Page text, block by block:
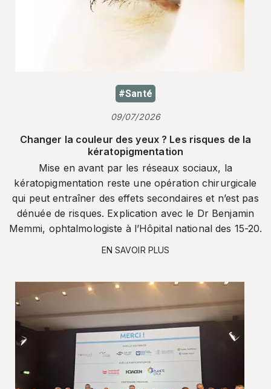
#Santé
09/07/2026
Changer la couleur des yeux ? Les risques de la
kératopigmentation
Mise en avant par les réseaux sociaux, la
kératopigmentation reste une opération chirurgicale
qui peut entraîner des effets secondaires et n’est pas
dénuée de risques. Explication avec le Dr Benjamin
Memmi, ophtalmologiste à l’Hôpital national des 15-20.
EN SAVOIR PLUS